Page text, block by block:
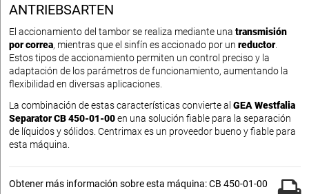
ANTRIEBSARTEN
El accionamiento del tambor se realiza mediante una transmisión
por correa, mientras que el sinfín es accionado por un reductor.
Estos tipos de accionamiento permiten un control preciso y la
adaptación de los parámetros de funcionamiento, aumentando la
flexibilidad en diversas aplicaciones.
La combinación de estas características convierte al GEA Westfalia
Separator CB 450-01-00en una solución fiable para la separación
de líquidos y sólidos. Centrimax es un proveedor bueno y fiable para
esta máquina.
Obtener más información sobre esta máquina: CB 450-01-00